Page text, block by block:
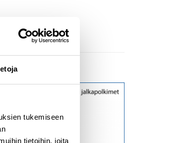
tukemiseen
tietoihin, joita